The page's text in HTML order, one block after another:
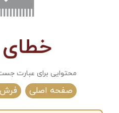
خطای 404
محتوایی برای عبارت
صفحه اصلی